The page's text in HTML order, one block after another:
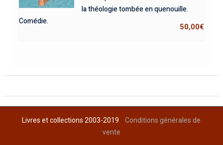
la théologie tombée en quenouille.
Comédie.
50,00€
Livres et collections 2003-2019Conditions générales de
vente